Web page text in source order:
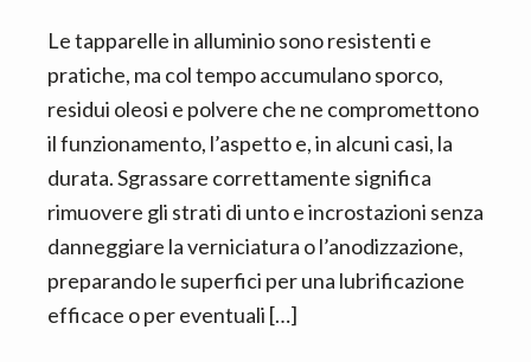
Le tapparelle in alluminio sono resistenti e
pratiche, ma col tempo accumulano sporco,
residui oleosi e polvere che ne compromettono
il funzionamento, l’aspetto e, in alcuni casi, la
durata. Sgrassare correttamente significa
rimuovere gli strati di unto e incrostazioni senza
danneggiare la verniciatura o l’anodizzazione,
preparando le superfici per una lubrificazione
efficace o per eventuali […]